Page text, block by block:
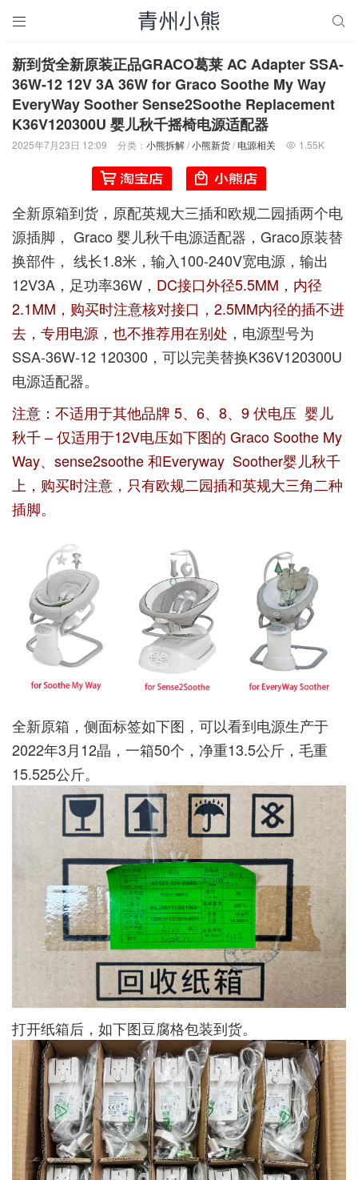
 
新到货全新原装正品GRACO葛莱 AC Adapter SSA-
36W-12 12V 3A 36W for Graco Soothe My Way
EveryWay Soother Sense2Soothe Replacement
K36V120300U 婴儿秋千摇椅电源适配器
2025年7月23日 12:09 分类： 小熊拆解/小熊新货/ 电源相关  1.55K
全新原箱到货，原配英规大三插和欧规二园插两个电
源插脚， Graco 婴儿秋千电源适配器，Graco原装替
换部件， 线长1.8米，输入100-240V宽电源，输出
12V3A，足功率36W， DC接口外径5.5MM，内径
2.1MM，购买时注意核对接口，2.5MM内径的插不进
去，专用电源，也不推荐用在别处， 电源型号为
SSA-36W-12 120300，可以完美替换K36V120300U
电源适配器。
注意：不适用于其他品牌 5、6、8、9 伏电压 婴儿
秋千 – 仅适用于12V电压如下图的 Graco Soothe My
Way、sense2soothe 和Everyway Soother婴儿秋千
上，购买时注意，只有欧规二园插和英规大三角二种
插脚。
全新原箱，侧面标签如下图，可以看到电源生产于
2022年3月12晶，一箱50个，净重13.5公斤，毛重
15.525公斤。
打开纸箱后，如下图豆腐格包装到货。